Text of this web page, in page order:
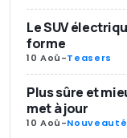
Le SUV
forme
10 Aoû-Teasers
Plus sûre et
met à jour
10 Aoû-Nouveauté